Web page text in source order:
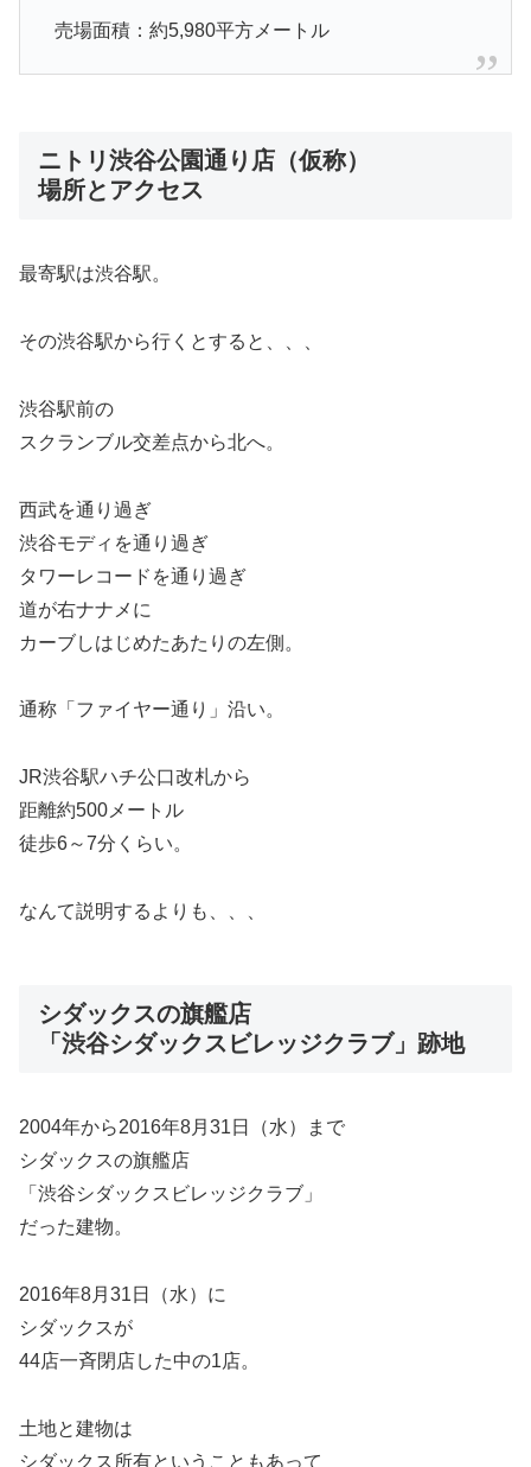
売場面積：約5,980平方メートル
ニトリ渋谷公園通り店（仮称）
場所とアクセス
最寄駅は渋谷駅。
その渋谷駅から行くとすると、、、
渋谷駅前の
スクランブル交差点から北へ。
西武を通り過ぎ
渋谷モディを通り過ぎ
タワーレコードを通り過ぎ
道が右ナナメに
カーブしはじめたあたりの左側。
通称「ファイヤー通り」沿い。
JR渋谷駅ハチ公口改札から
距離約500メートル
徒歩6～7分くらい。
なんて説明するよりも、、、
シダックスの旗艦店
「渋谷シダックスビレッジクラブ」跡地
2004年から2016年8月31日（水）まで
シダックスの旗艦店
「渋谷シダックスビレッジクラブ」
だった建物。
2016年8月31日（水）に
シダックスが
44店一斉閉店した中の1店。
土地と建物は
シダックス所有ということもあって